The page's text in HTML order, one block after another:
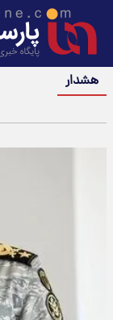
هشدار